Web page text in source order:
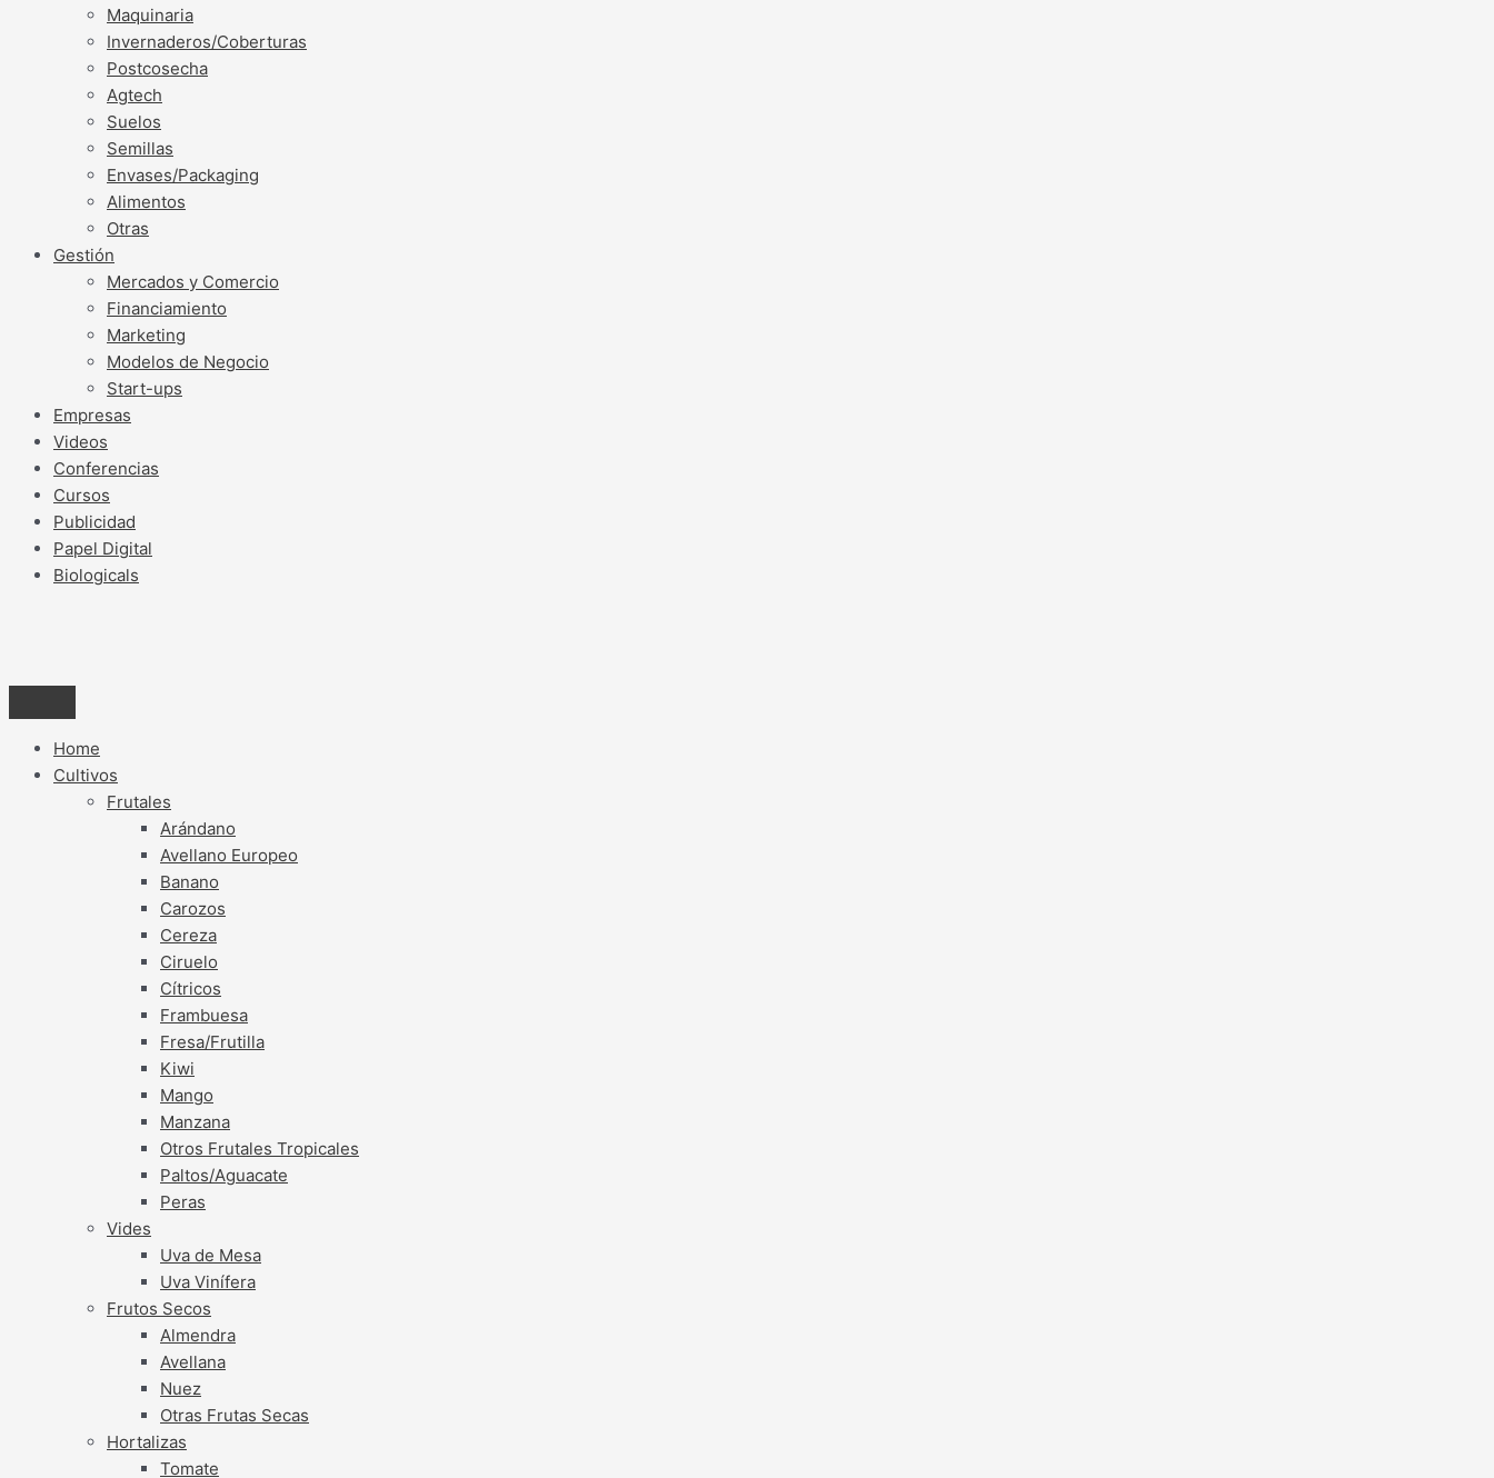
Maquinaria
Invernaderos/Coberturas
Postcosecha
Agtech
Suelos
Semillas
Envases/Packaging
Alimentos
Otras
Gestión
Mercados y Comercio
Financiamiento
Marketing
Modelos de Negocio
Start-ups
Empresas
Videos
Conferencias
Cursos
Publicidad
Papel Digital
Biologicals
Home
Cultivos
Frutales
Arándano
Avellano Europeo
Banano
Carozos
Cereza
Ciruelo
Cítricos
Frambuesa
Fresa/Frutilla
Kiwi
Mango
Manzana
Otros Frutales Tropicales
Paltos/Aguacate
Peras
Vides
Uva de Mesa
Uva Vinífera
Frutos Secos
Almendra
Avellana
Nuez
Otras Frutas Secas
Hortalizas
Tomate